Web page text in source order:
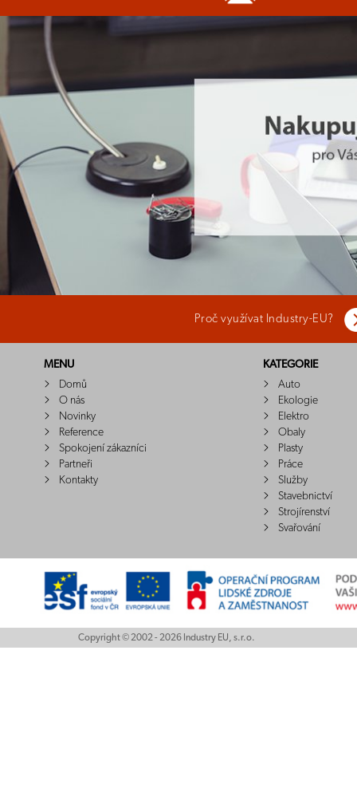
Proč využívat Industry-EU?
MENU
Domů
O nás
Novinky
Reference
Spokojení zákazníci
Partneři
Kontakty
KATEGORIE
Auto
Ekologie
Elektro
Obaly
Plasty
Práce
Služby
Stavebnictví
Strojírenství
Svařování
Copyright © 2002 - 2026 Industry EU, s.r.o.